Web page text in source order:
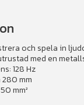
och spela in
med en
128 Hz
mm
mm²